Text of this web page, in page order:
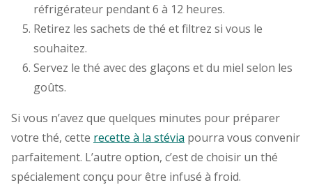
réfrigérateur pendant 6 à 12 heures.
Retirez les sachets de thé et filtrez si vous le
souhaitez.
Servez le thé avec des glaçons et du miel selon les
goûts.
Si vous n’avez que quelques minutes pour préparer
votre thé, cette recette à la stévia pourra vous convenir
parfaitement. L’autre option, c’est de choisir un thé
spécialement conçu pour être infusé à froid.